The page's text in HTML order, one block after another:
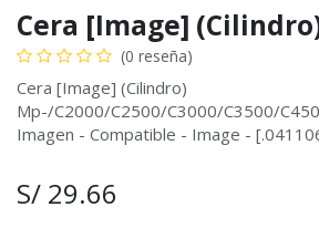
Cera [Image]
(0 reseña)
Cera [Image] (Cilindro)
Mp-/C2000/C2500/C3000/C3500/
Imagen - Compatible - Image -
S/ 29.66